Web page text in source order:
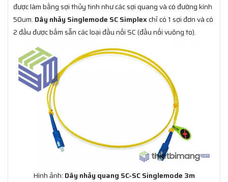
được làm bằng sợi thủy tinh như các sợi quang và có đường kính
50um. Dây nhảy Singlemode SC Simplexchỉ có 1 sợi đơn và có
2 đầu được bấm sẵn các loại đầu nối SC (đầu nối vuông to).
Hình ảnh: Dây nhảy quang SC-SC Singlemode 3m